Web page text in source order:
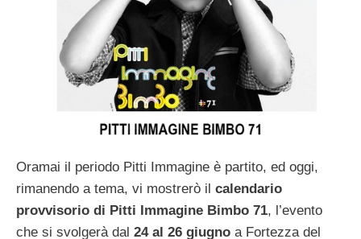
Oramai il periodo Pitti Immagine è partito, ed oggi,
rimanendo a tema, vi mostrerò il calendario
provvisorio di Pitti Immagine Bimbo 71, l’evento
che si svolgerà dal 24 al 26 giugno a Fortezza del